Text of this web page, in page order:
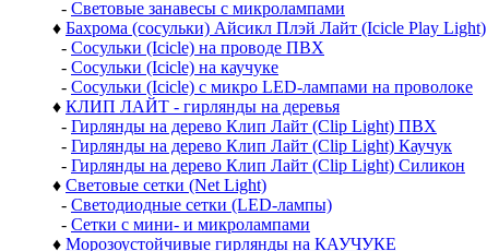
- Световые занавесы с микролампами
♦ Бахрома (сосульки) Айсикл Плэй Лайт (Icicle Play Light)
- Сосульки (Icicle) на проводе ПВХ
- Сосульки (Icicle) на каучуке
- Сосульки (Icicle) с микро LED-лампами на проволоке
♦ КЛИП ЛАЙТ - гирлянды на деревья
- Гирлянды на дерево Клип Лайт (Clip Light) ПВХ
- Гирлянды на дерево Клип Лайт (Clip Light) Каучук
- Гирлянды на дерево Клип Лайт (Clip Light) Силикон
♦ Световые сетки (Net Light)
- Светодиодные сетки (LED-лампы)
- Сетки с мини- и микролампами
♦ Морозоустойчивые гирлянды на КАУЧУКЕ